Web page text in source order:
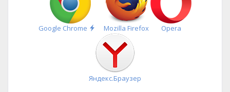
Google Chrome
Быстрая
установка
Mozilla Firefox Opera
Яндекс.Браузер